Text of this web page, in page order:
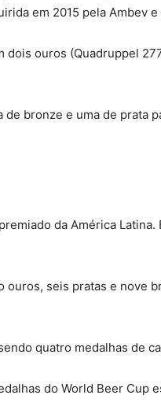
em 2015 pela Ambev
ouros (Quadruppel
bronze e uma de prata
da América
seis pratas e nove
quatro medalhas de
do World Beer Cup